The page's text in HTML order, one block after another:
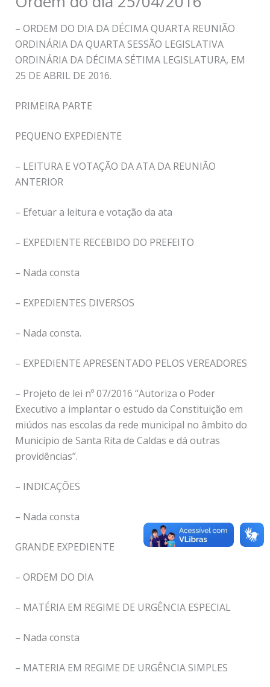
– ORDEM DO DIA DA DÉCIMA QUARTA REUNIÃO
ORDINÁRIA DA QUARTA SESSÃO LEGISLATIVA
ORDINÁRIA DA DÉCIMA SÉTIMA LEGISLATURA, EM
25 DE ABRIL DE 2016.
PRIMEIRA PARTE
PEQUENO EXPEDIENTE
– LEITURA E VOTAÇÃO DA ATA DA REUNIÃO
ANTERIOR
– Efetuar a leitura e votação da ata
– EXPEDIENTE RECEBIDO DO PREFEITO
– Nada consta
– EXPEDIENTES DIVERSOS
– Nada consta.
– EXPEDIENTE APRESENTADO PELOS VEREADORES
– Projeto de lei nº 07/2016 “Autoriza o Poder
Executivo a implantar o estudo da Constituição em
miúdos nas escolas da rede municipal no âmbito do
Município de Santa Rita de Caldas e dá outras
providências”.
– INDICAÇÕES
– Nada consta
GRANDE EXPEDIENTE
– ORDEM DO DIA
– MATÉRIA EM REGIME DE URGÊNCIA ESPECIAL
– Nada consta
– MATERIA EM REGIME DE URGÊNCIA SIMPLES